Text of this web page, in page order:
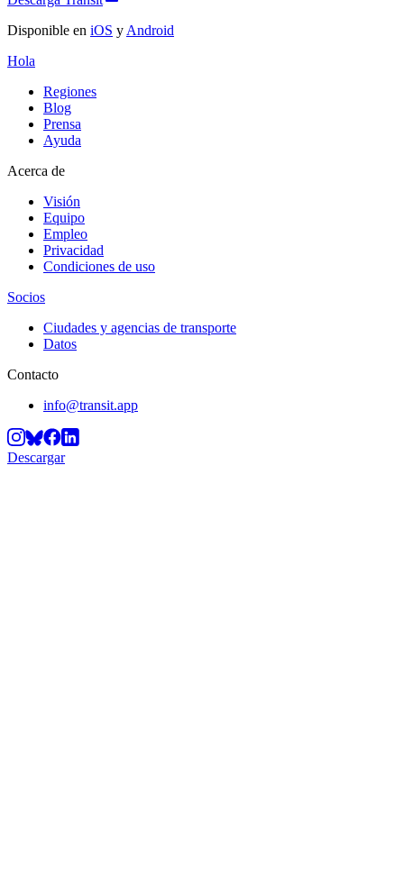
Disponible en iOS y Android
Hola
Regiones
Blog
Prensa
Ayuda
Acerca de
Visión
Equipo
Empleo
Privacidad
Condiciones de uso
Socios
Ciudades y agencias de transporte
Datos
Contacto
info@transit.app
Descargar